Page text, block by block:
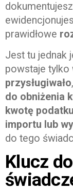
prawidłowe
Jest tu jednak
powstaje tylko
przysługiwało
do obniżenia
kwotę
importu lub
do tego
Klucz